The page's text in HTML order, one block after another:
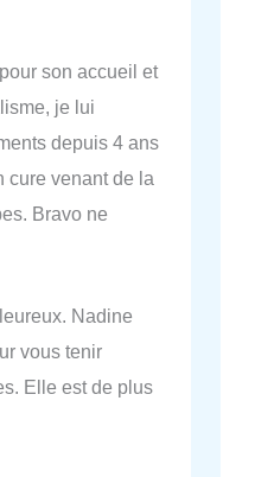
son accueil et
je lui
depuis 4 ans
cure venant de la
Bravo ne
Nadine
vous tenir
Elle est de plus